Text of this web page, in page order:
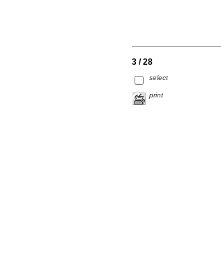
3 / 28
select
print